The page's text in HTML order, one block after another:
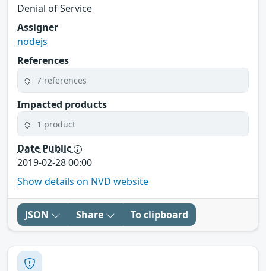
Denial of Service
Assigner
nodejs
References
7 references
Impacted products
1 product
Date Public
2019-02-28 00:00
Show details on NVD website
JSON Share To clipboard